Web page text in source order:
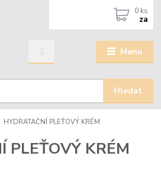
Menu
Hledat
0 ks
za
HYDRATAČNÍ PLEŤOVÝ KRÉM
PLEŤOVÝ KRÉM